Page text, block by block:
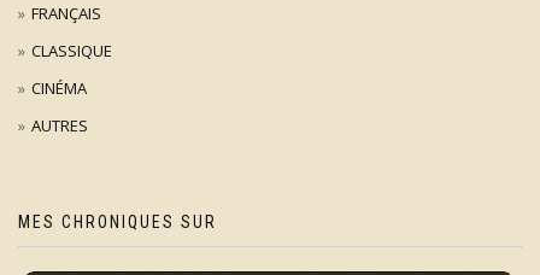
FRANÇAIS
CLASSIQUE
CINÉMA
AUTRES
MES CHRONIQUES SUR